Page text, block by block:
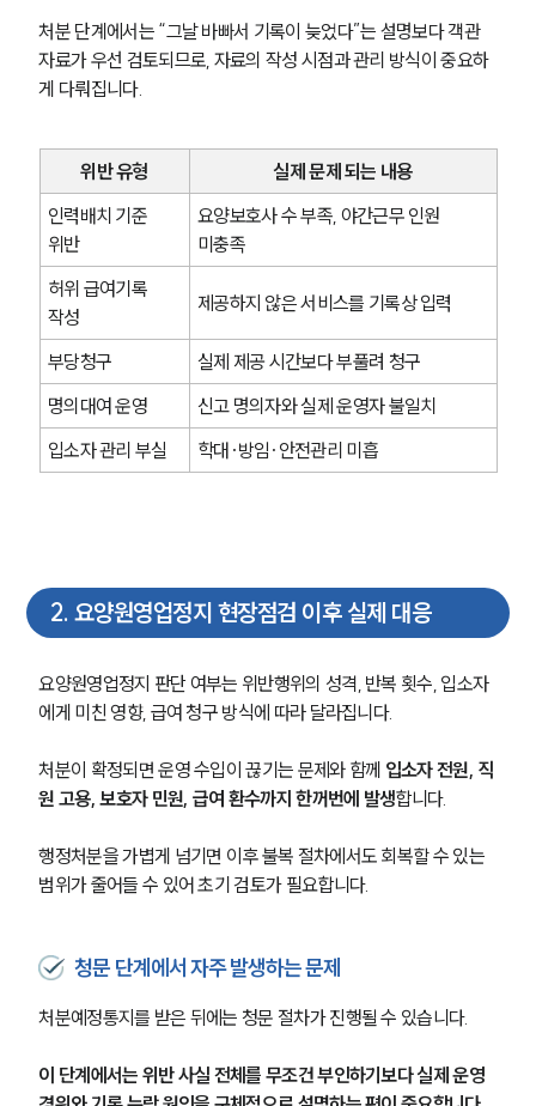
처분 단계에서는 “그날 바빠서 기록이 늦었다”는 설명보다 객관
자료가 우선 검토되므로, 자료의 작성 시점과 관리 방식이 중요하
게 다뤄집니다.
위반 유형
실제 문제 되는 내용
인력배치 기준
위반
요양보호사 수 부족, 야간근무 인원
미충족
허위 급여기록
작성
제공하지 않은 서비스를 기록상 입력
부당청구
실제 제공 시간보다 부풀려 청구
명의대여 운영
신고 명의자와 실제 운영자 불일치
입소자 관리 부실
학대·방임·안전관리 미흡
2. 요양원영업정지 현장점검 이후 실제 대응
요양원영업정지 판단 여부는 위반행위의 성격, 반복 횟수, 입소자
에게 미친 영향, 급여 청구 방식에 따라 달라집니다.
처분이 확정되면 운영 수입이 끊기는 문제와 함께 입소자 전원, 직
원 고용, 보호자 민원, 급여 환수까지 한꺼번에 발생합니다.
행정처분을 가볍게 넘기면 이후 불복 절차에서도 회복할 수 있는
범위가 줄어들 수 있어 초기 검토가 필요합니다.
청문 단계에서 자주 발생하는 문제
처분예정통지를 받은 뒤에는 청문 절차가 진행될 수 있습니다.
이 단계에서는 위반 사실 전체를 무조건 부인하기보다 실제 운영